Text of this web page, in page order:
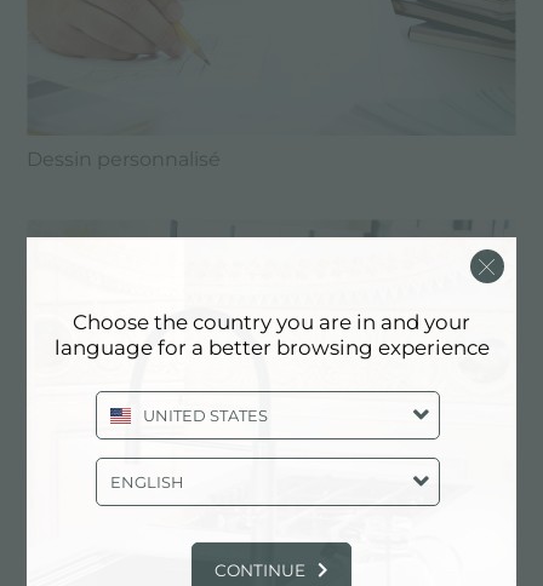
Dessin personnalisé
Choose the country you are in and your
language for a better browsing experience
UNITED STATES
ENGLISH
CONTINUE